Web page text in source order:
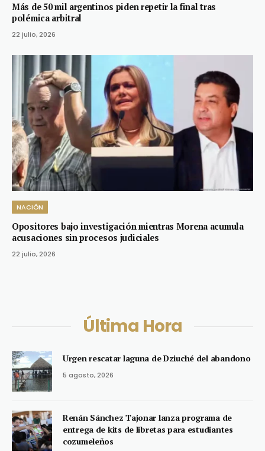
Más de 50 mil argentinos piden repetir la final tras
polémica arbitral
22 julio, 2026
NACIÓN
Opositores bajo investigación mientras Morena acumula
acusaciones sin procesos judiciales
22 julio, 2026
Última Hora
Urgen rescatar laguna de Dziuché del abandono
5 agosto, 2026
Renán Sánchez Tajonar lanza programa de
entrega de kits de libretas para estudiantes
cozumeleños